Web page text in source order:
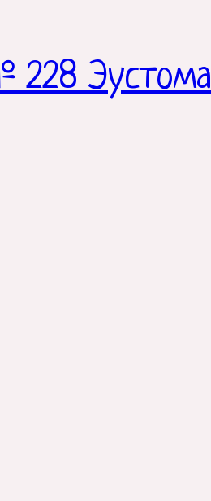
228 Эустома